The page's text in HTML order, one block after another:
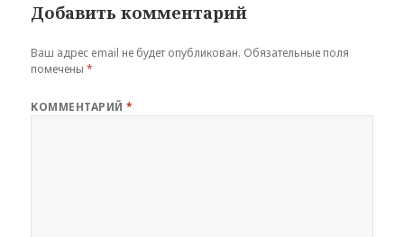
Добавить комментарий
Ваш адрес email не будет опубликован. Обязательные поля
помечены*
КОММЕНТАРИЙ*